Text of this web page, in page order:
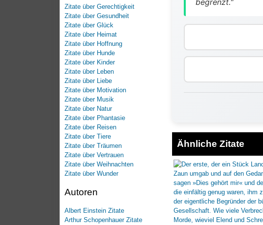
Zitate über Gerechtigkeit
Zitate über Gesundheit
Zitate über Glück
Zitate über Heimat
Zitate über Hoffnung
Zitate über Hunde
Zitate über Kinder
Zitate über Leben
Zitate über Liebe
Zitate über Motivation
Zitate über Musik
Zitate über Natur
Zitate über Phantasie
Zitate über Reisen
Zitate über Tiere
Zitate über Träumen
Zitate über Vertrauen
Zitate über Weihnachten
Zitate über Wunder
Autoren
Albert Einstein Zitate
Arthur Schopenhauer Zitate
begrenzt."
Ähnliche Zitate